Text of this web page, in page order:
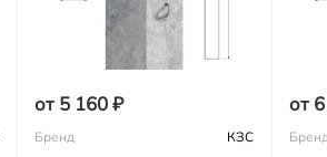
от 5 160 ₽
Бренд КЗС
от